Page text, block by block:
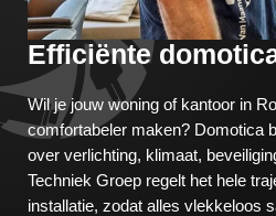
Efficiënte
Wil je jouw woning of kantoor in
comfortabeler maken? Domotica
over verlichting, klimaat,
Techniek Groep regelt het hele
installatie, zodat alles vlekkeloos